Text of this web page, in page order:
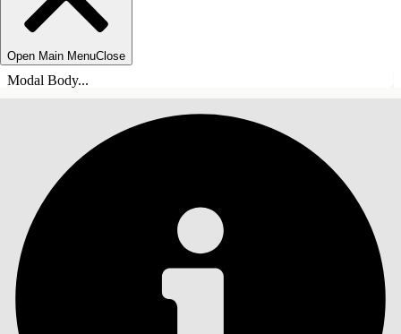
Open Main MenuClose
Modal Body...